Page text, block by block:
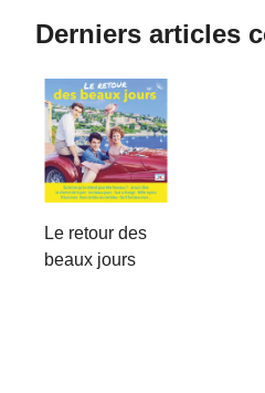
Derniers articles
Le retour des
beaux jours